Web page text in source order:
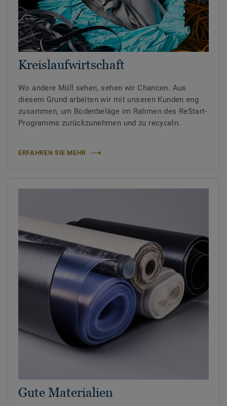
Kreislaufwirtschaft
Wo andere Müll sehen, sehen wir Chancen. Aus
diesem Grund arbeiten wir mit unseren Kunden eng
zusammen, um Bodenbeläge im Rahmen des ReStart-
Programms zurückzunehmen und zu recyceln.
ERFAHREN SIE MEHR
Gute Materialien